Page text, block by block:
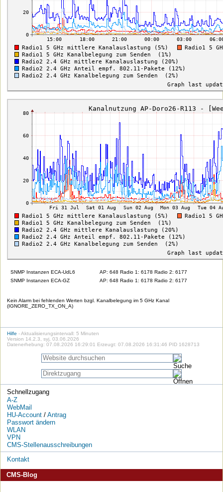
SNMP Instanzen ECA-UdL6
AP: 648 Radio 1: 6178 Radio 2: 6177
SNMP Instanzen ECA-GZ
AP: 648 Radio 1: 6178 Radio 2: 6177
Kein Alarm bei fehlenden Werten bzgl. Kanalbelegung im 5 GHz Kanal
(IGNORE_ZERO_TX_ON_A)
Hilfe - Aktualisierungsintervall: 5 Minuten
Version 14.2.3, syj, 03.06.2026
Datenerhebung: 07.08.2026 16:29:01 Erzeugt: 07.08.2026 16:31:46 PID 1628713
Schnellzugang
A-Z
WebMail
HU-Account/ Antrag
Passwort ändern
WLAN
VPN
CMS-Stellenausschreibungen
Kontakt
CMS-Blog